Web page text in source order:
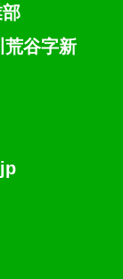
荒谷字新